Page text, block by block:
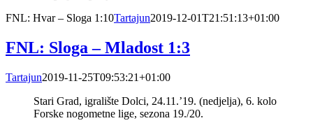
FNL: Hvar – Sloga 1:10Tartajun2019-12-01T21:51:13+01:00
FNL: Sloga – Mladost 1:3
Tartajun2019-11-25T09:53:21+01:00
Stari Grad, igralište Dolci, 24.11.’19. (nedjelja), 6. kolo
Forske nogometne lige, sezona 19./20.